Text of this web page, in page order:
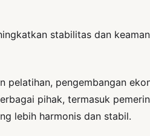
stabilitas dan
pelatihan, pengembangan
pihak, termasuk
lebih harmonis dan stabil.